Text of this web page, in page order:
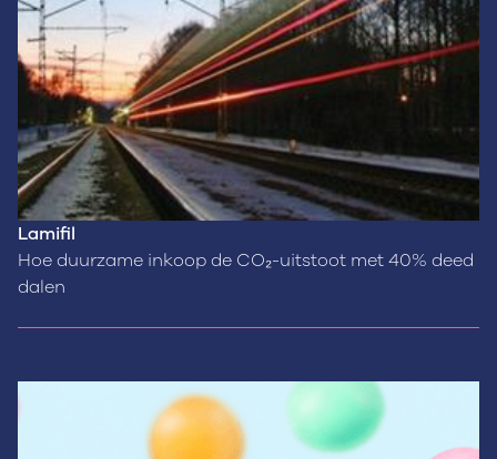
Lamifil
Hoe duurzame inkoop de CO₂-uitstoot met 40% deed
dalen